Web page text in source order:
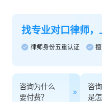
找专业对口律师
律师身份五重认证
咨询为什么
要付费？
咨
是